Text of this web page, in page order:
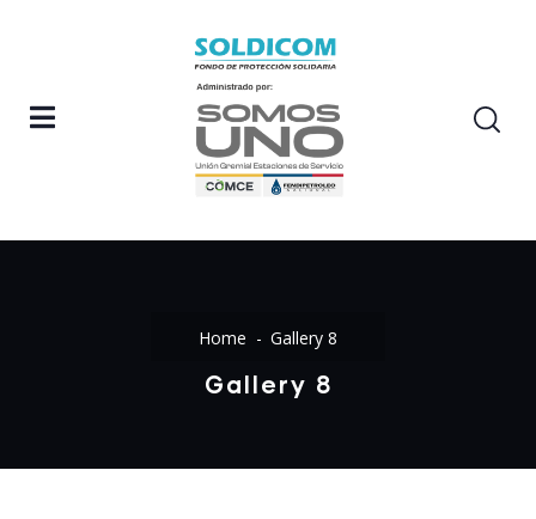
Home Gallery 8
Gallery 8